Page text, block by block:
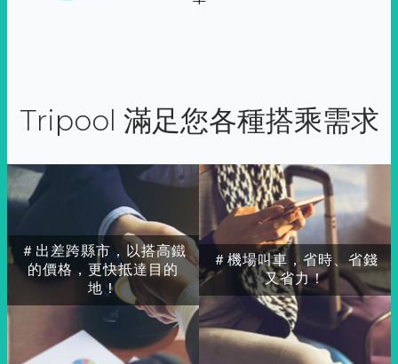
Tripool 滿足您各種搭乘需求
＃出差跨縣市，以搭高鐵
的價格，更快抵達目的
地！
＃機場叫車，省時、省錢
又省力！